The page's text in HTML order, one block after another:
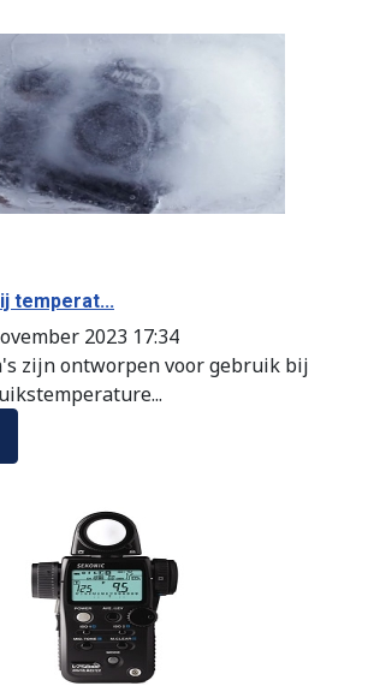
temperat...
2023 17:34
zijn ontworpen voor gebruik bij